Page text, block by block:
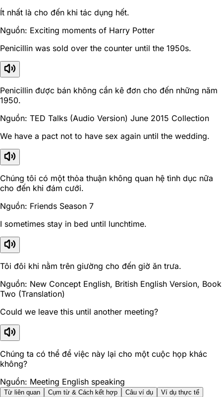
Ít nhất là cho đến khi tác dụng hết.
Nguồn: Exciting moments of Harry Potter
Penicillin was sold over the counter until the 1950s.
Penicillin được bán không cần kê đơn cho đến những năm
1950.
Nguồn: TED Talks (Audio Version) June 2015 Collection
We have a pact not to have sex again until the wedding.
Chúng tôi có một thỏa thuận không quan hệ tình dục nữa
cho đến khi đám cưới.
Nguồn: Friends Season 7
I sometimes stay in bed until lunchtime.
Tôi đôi khi nằm trên giường cho đến giờ ăn trưa.
Nguồn: New Concept English, British English Version, Book
Two (Translation)
Could we leave this until another meeting?
Chúng ta có thể để việc này lại cho một cuộc họp khác
không?
Nguồn: Meeting English speaking
Từ liên quan Cụm từ & Cách kết hợp Câu ví dụ Ví dụ thực tế